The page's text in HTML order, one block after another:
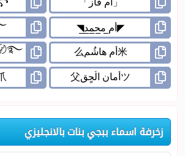
زخرفة اسماء ببجي بنات بالانجليزي